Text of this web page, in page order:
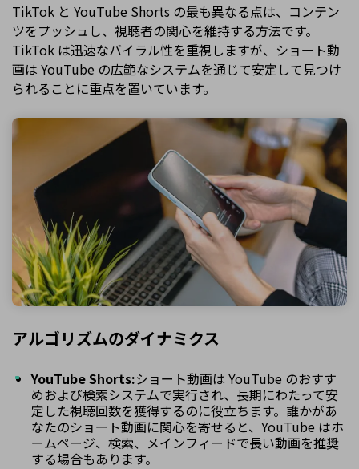
TikTok と YouTube Shorts の最も異なる点は、コンテン
ツをプッシュし、視聴者の関心を維持する方法です。
TikTok は迅速なバイラル性を重視しますが、ショート動
画は YouTube の広範なシステムを通じて安定して見つけ
られることに重点を置いています。
アルゴリズムのダイナミクス
YouTube Shorts:ショート動画は YouTube のおすす
めおよび検索システムで実行され、長期にわたって安
定した視聴回数を獲得するのに役立ちます。誰かがあ
なたのショート動画に関心を寄せると、YouTube はホ
ームページ、検索、メインフィードで長い動画を推奨
する場合もあります。